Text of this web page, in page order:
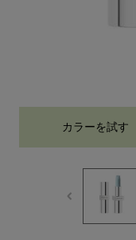
カラーを試す